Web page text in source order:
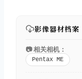
影像器材档案
📷 相关相机：
Pentax ME